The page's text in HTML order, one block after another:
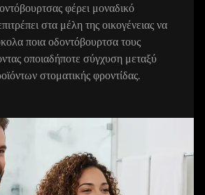
φέρει μοναδικό
στα μέλη της οικογένειας να
ποια οδοντόβουρτσα τους
οποιαδήποτε σύγχυση μεταξύ
στοματικής φροντίδας.